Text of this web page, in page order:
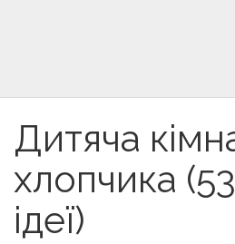
Дитяча
хлопчика
ідеї)